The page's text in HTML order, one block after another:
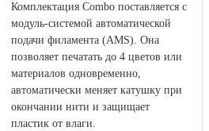
Комплектация Combo поставляется с
модуль-системой автоматической
подачи филамента (AMS). Она
позволяет печатать до 4 цветов или
материалов одновременно,
автоматически меняет катушку при
окончании нити и защищает
пластик от влаги.